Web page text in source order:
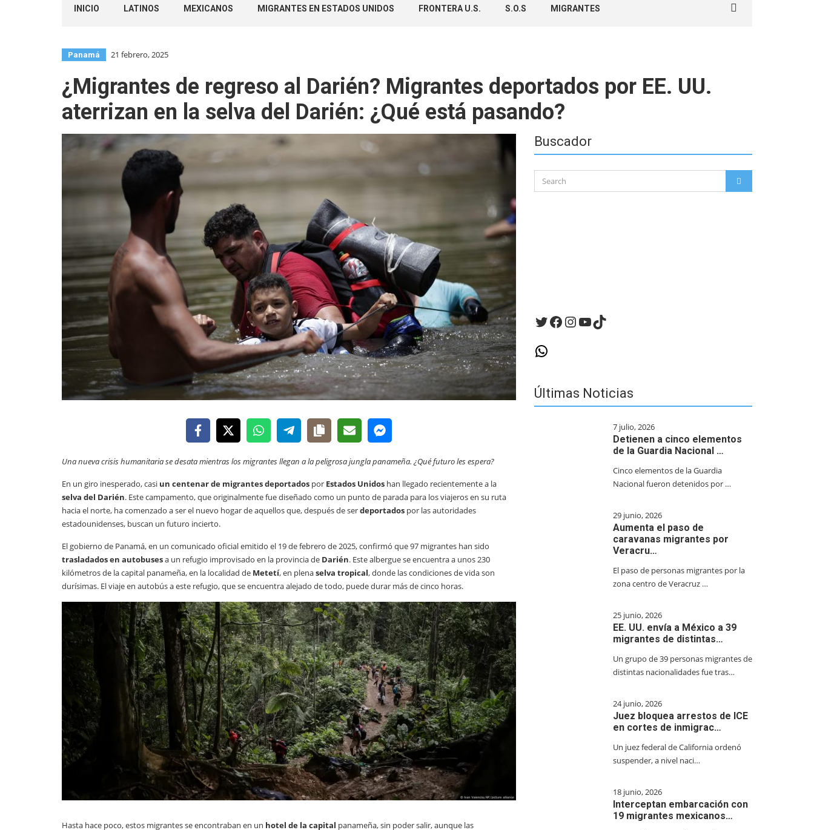
INICIO LATINOS MEXICANOS MIGRANTES EN ESTADOS UNIDOS FRONTERA U.S. S.O.S MIGRANTES
Panamá 21 febrero, 2025
¿Migrantes de regreso al Darién? Migrantes deportados por EE. UU.
aterrizan en la selva del Darién: ¿Qué está pasando?
Una nueva crisis humanitaria se desata mientras los migrantes llegan a la peligrosa jungla panameña. ¿Qué futuro les espera?
En un giro inesperado, casi un centenar de migrantes deportados por Estados Unidos han llegado recientemente a la
selva del Darién. Este campamento, que originalmente fue diseñado como un punto de parada para los viajeros en su ruta
hacia el norte, ha comenzado a ser el nuevo hogar de aquellos que, después de serdeportados por las autoridades
estadounidenses, buscan un futuro incierto.
El gobierno de Panamá, en un comunicado oficial emitido el 19 de febrero de 2025, confirmó que 97 migrantes han sido
trasladados en autobusesa un refugio improvisado en la provincia de Darién. Este albergue se encuentra a unos 230
kilómetros de la capital panameña, en la localidad de Metetí, en plenaselva tropical, donde las condiciones de vida son
durísimas. El viaje en autobús a este refugio, que se encuentra alejado de todo, puede durar más de cinco horas.
Hasta hace poco, estos migrantes se encontraban en un hotel de la capital panameña, sin poder salir, aunque las
Buscador
for:
Twitter
Facebook
Instagram
YouTube
TikTok
WhatsApp
Últimas Noticias
7 julio, 2026
Detienen a cinco elementos
de la Guardia Nacional …
Cinco elementos de la Guardia
Nacional fueron detenidos por …
29 junio, 2026
Aumenta el paso de
caravanas migrantes por
Veracru…
El paso de personas migrantes por la
zona centro de Veracruz …
25 junio, 2026
EE. UU. envía a México a 39
migrantes de distintas…
Un grupo de 39 personas migrantes de
distintas nacionalidades fue tras…
24 junio, 2026
Juez bloquea arrestos de ICE
en cortes de inmigrac…
Un juez federal de California ordenó
suspender, a nivel naci…
18 junio, 2026
Interceptan embarcación con
19 migrantes mexicanos…